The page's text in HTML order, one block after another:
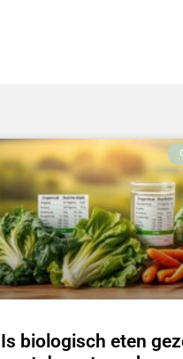
Is biologisch eten